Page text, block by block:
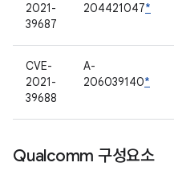
2021-
39687
204421047*
CVE-
2021-
39688
A-
206039140*
Qualcomm 구성요소